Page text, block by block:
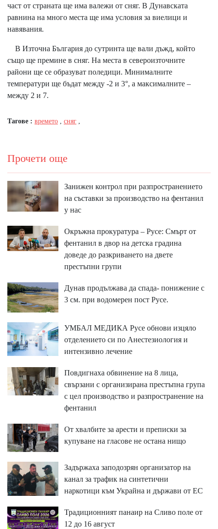
част от страната ще има валежи от сняг. В Дунавската
равнина на много места ще има условия за виелици и
навявания.
В Източна България до сутринта ще вали дъжд, който
също ще премине в сняг. На места в североизточните
райони ще се образуват поледици. Минималните
температури ще бъдат между -2 и 3°, а максималните –
между 2 и 7.
Тагове : времето сняг
Прочети още
Занижен контрол при разпространението
на съставки за производство на фентанил
у нас
Окръжна прокуратура – Русе: Смърт от
фентанил в двор на детска градина
доведе до разкриването на двете
престъпни групи
Дунав продължава да спада- понижение с
3 см. при водомерен пост Русе.
УМБАЛ МЕДИКА Русе обнови изцяло
отделението си по Анестезиология и
интензивно лечение
Повдигнаха обвинение на 8 лица,
свързани с организирана престъпна група
с цел производство и разпространение на
фентанил
От хвалбите за арести и преписки за
купуване на гласове не остана нищо
Задържаха заподозрян организатор на
канал за трафик на синтетични
наркотици към Украйна и държави от ЕС
Традиционният панаир на Сливо поле от
12 до 16 август